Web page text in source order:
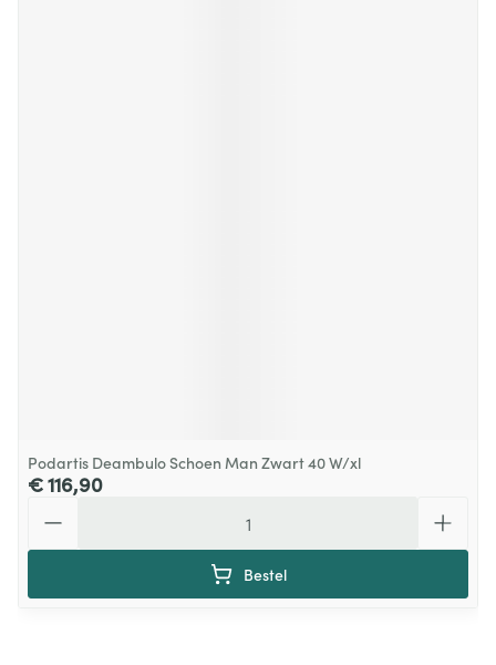
Podartis Deambulo Schoen Man Zwart 40 W/xl
€ 116,90
Bestel